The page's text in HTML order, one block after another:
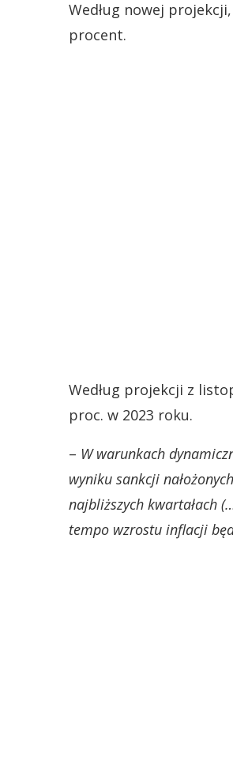
Według nowej
procent.
Według projekcji z
proc. w 2023 roku.
– W warunkach
wyniku sankcji
najbliższych kwartałach
tempo wzrostu inflacji